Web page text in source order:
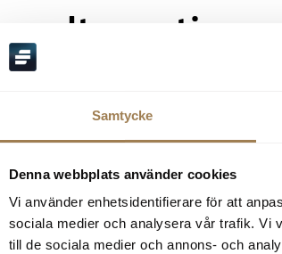
Samtycke
Denna webbplats använder cookies
Vi använder enhetsidentifierare för att
sociala medier och analysera vår trafik. Vi
till de sociala medier och annons- och
bilförsäljning, verkstad, rekond, butik
eller mynt. Som privatkund kan du betala
kan faktureras efter godkänd
betala i Volvohandelns butiker och
månad får du specialerbjudanden
och butikerna.